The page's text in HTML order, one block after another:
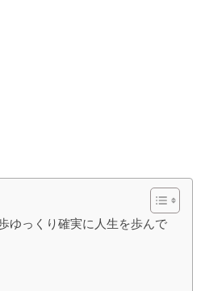
ゆっくり確実に人生を歩んで